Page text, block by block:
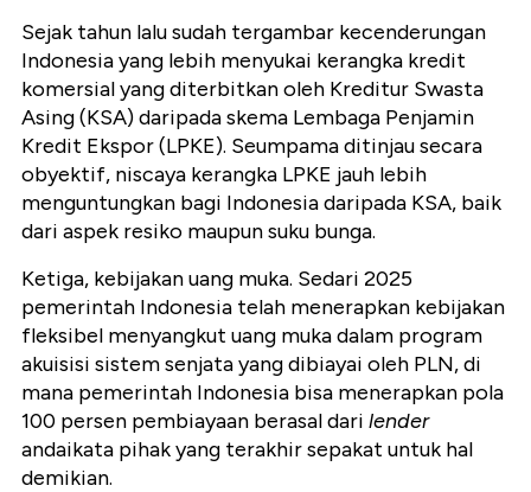
Sejak tahun lalu sudah tergambar kecenderungan
Indonesia yang lebih menyukai kerangka kredit
komersial yang diterbitkan oleh Kreditur Swasta
Asing (KSA) daripada skema Lembaga Penjamin
Kredit Ekspor (LPKE). Seumpama ditinjau secara
obyektif, niscaya kerangka LPKE jauh lebih
menguntungkan bagi Indonesia daripada KSA, baik
dari aspek resiko maupun suku bunga.
Ketiga, kebijakan uang muka. Sedari 2025
pemerintah Indonesia telah menerapkan kebijakan
fleksibel menyangkut uang muka dalam program
akuisisi sistem senjata yang dibiayai oleh PLN, di
mana pemerintah Indonesia bisa menerapkan pola
100 persen pembiayaan berasal dari lender
andaikata pihak yang terakhir sepakat untuk hal
demikian.